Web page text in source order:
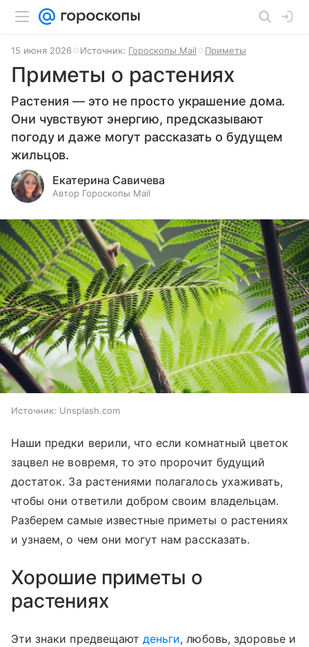
15 июня 2026 Источник: Гороскопы Mail Приметы
Приметы о растениях
Растения — это не просто украшение дома.
Они чувствуют энергию, предсказывают
погоду и даже могут рассказать о будущем
жильцов.
Екатерина Савичева
Автор Гороскопы Mail
Источник: Unsplash.com
Наши предки верили, что если комнатный цветок
зацвел не вовремя, то это пророчит будущий
достаток. За растениями полагалось ухаживать,
чтобы они ответили добром своим владельцам.
Разберем самые известные приметы о растениях
и узнаем, о чем они могут нам рассказать.
Хорошие приметы о
растениях
Эти знаки предвещаютденьги, любовь, здоровье и